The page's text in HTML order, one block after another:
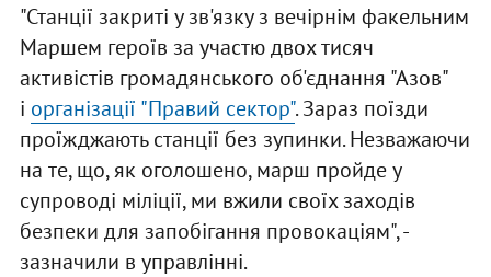
"Станції закриті у зв'язку з вечірнім факельним
Маршем героїв за участю двох тисяч
активістів громадянського об'єднання "Азов"
і організації "Правий сектор". Зараз поїзди
проїжджають станції без зупинки. Незважаючи
на те, що, як оголошено, марш пройде у
супроводі міліції, ми вжили своїх заходів
безпеки для запобігання провокаціям", -
зазначили в управлінні.